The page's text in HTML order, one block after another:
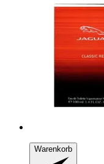
Warenkorb